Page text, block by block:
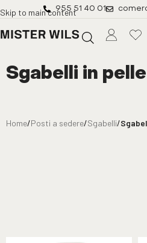
Skip to main content955 51 40 01
Sgabelli in pelle
Home/Posti a sedere/Sgabelli/